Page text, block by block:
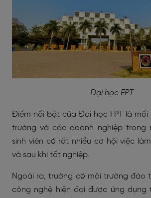
Đại học FPT
Điểm nổi bật của Đại học FPT là mối
trường và các doanh nghiệp trong
sinh viên có rất nhiều cơ hội việc
và sau khi tốt nghiệp.
Ngoài ra, trường có môi trường đào
công nghệ hiện đại được ứng dụng